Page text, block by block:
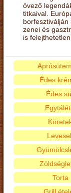
övező
titkaival.
zenei és
is
Édes
Édes
Torta
Grill